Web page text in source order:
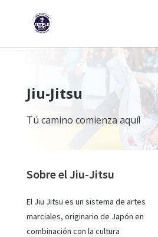
Jiu-Jitsu
Tú camino comienza aquí!
Sobre el Jiu-Jitsu
El Jiu Jitsu es un sistema de artes
marciales, originario de Japón en
combinación con la cultura